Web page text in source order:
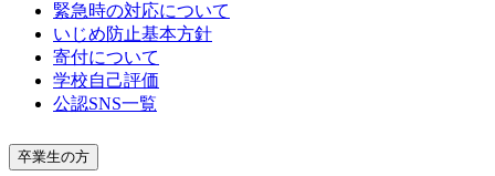
緊急時の対応について
いじめ防止基本方針
寄付について
学校自己評価
公認SNS一覧
卒業生の方